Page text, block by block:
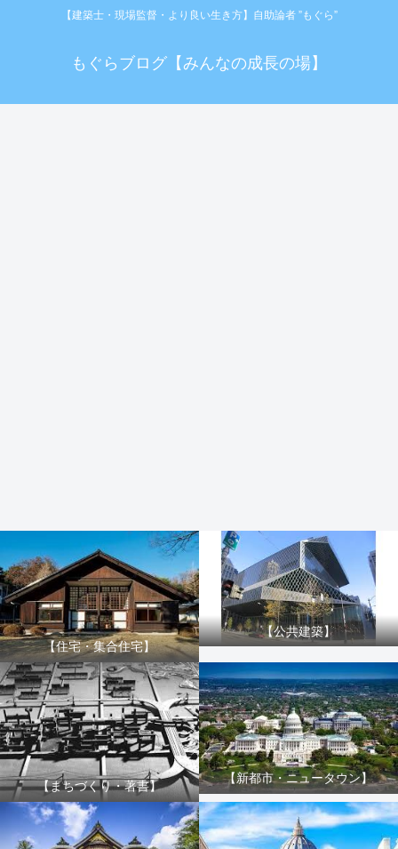
【建築士・現場監督・より良い生き方】自助論者 ”もぐら”
もぐらブログ【みんなの成長の場】
【住宅・集合住宅】
【公共建築】
【まちづくり・著書】
【新都市・ニュータウン】